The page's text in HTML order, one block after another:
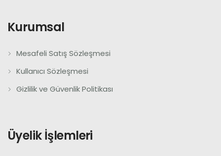
Kurumsal
Mesafeli Satış Sözleşmesi
Kullanıcı Sözleşmesi
Gizlilik ve Güvenlik Politikası
Üyelik İşlemleri